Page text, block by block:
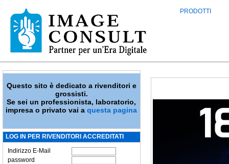
PRODOTTI
Questo sito è dedicato a rivenditori e
grossisti.
Se sei un professionista, laboratorio,
impresa o privato vai aquesta pagina
LOG IN PER RIVENDITORI ACCREDITATI
Indirizzo E-Mail
password